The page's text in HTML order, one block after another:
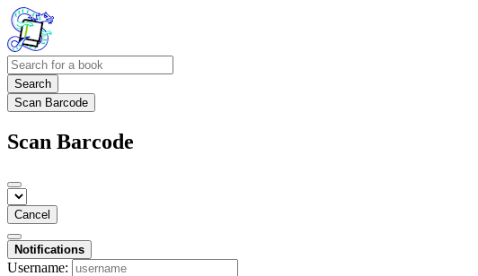
Search
Scan Barcode
Scan Barcode
Cancel
Notifications
Username: